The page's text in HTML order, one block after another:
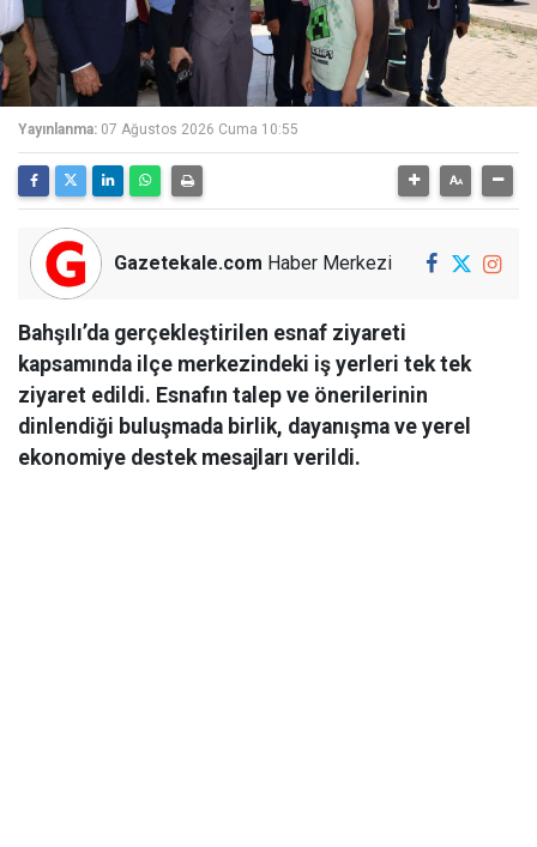
Yayınlanma: 07 Ağustos 2026 Cuma 10:55
Gazetekale.com Haber Merkezi
Bahşılı’da gerçekleştirilen esnaf ziyareti
kapsamında ilçe merkezindeki iş yerleri tek tek
ziyaret edildi. Esnafın talep ve önerilerinin
dinlendiği buluşmada birlik, dayanışma ve yerel
ekonomiye destek mesajları verildi.